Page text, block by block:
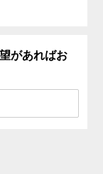
があればお